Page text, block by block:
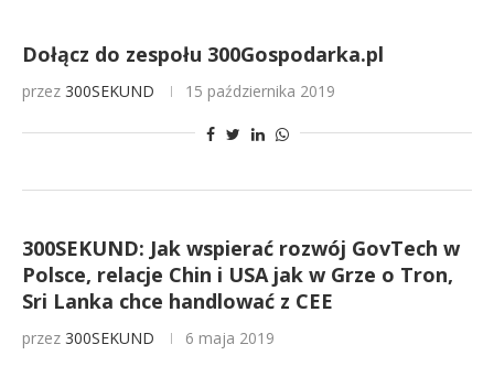
Dołącz do zespołu 300Gospodarka.pl
przez 300SEKUND 15 października 2019
300SEKUND: Jak wspierać rozwój GovTech w
Polsce, relacje Chin i USA jak w Grze o Tron,
Sri Lanka chce handlować z CEE
przez 300SEKUND 6 maja 2019